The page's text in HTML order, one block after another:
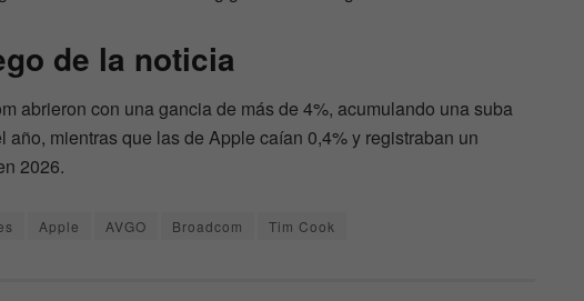
de la noticia
abrieron con una gancia de más de 4%, acumulando una suba
año, mientras que las de Apple caían 0,4% y registraban un
2026.
Apple AVGO Broadcom Tim Cook